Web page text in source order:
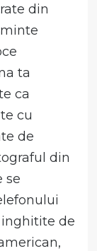
din
ta
ca
cu
de
din
se
inghitite de